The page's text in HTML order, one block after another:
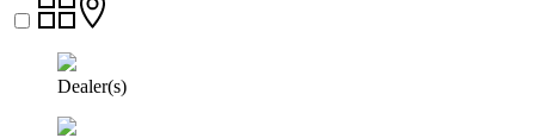
Dealer(s)